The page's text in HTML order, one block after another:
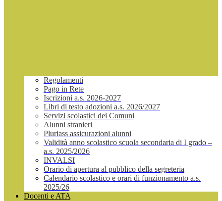
Regolamenti
Pago in Rete
Iscrizioni a.s. 2026-2027
Libri di testo adozioni a.s. 2026/2027
Servizi scolastici dei Comuni
Alunni stranieri
Pluriass assicurazioni alunni
Validità anno scolastico scuola secondaria di I grado –
a.s. 2025/2026
INVALSI
Orario di apertura al pubblico della segreteria
Calendario scolastico e orari di funzionamento a.s.
2025/26
Docenti e ATA